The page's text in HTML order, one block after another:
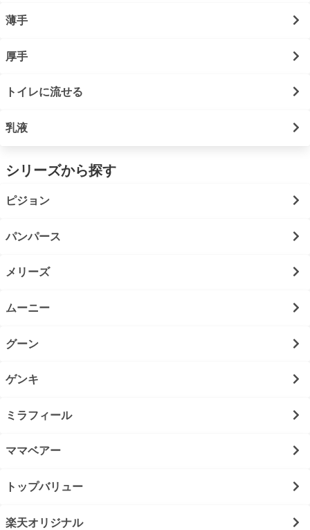
薄手
厚手
トイレに流せる
乳液
シリーズから探す
ピジョン
パンパース
メリーズ
ムーニー
グーン
ゲンキ
ミラフィール
ママベアー
トップバリュー
楽天オリジナル